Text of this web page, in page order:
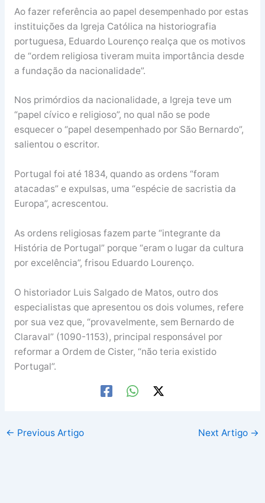
Ao fazer referência ao papel desempenhado por estas
instituições da Igreja Católica na historiografia
portuguesa, Eduardo Lourenço realça que os motivos
de “ordem religiosa tiveram muita importância desde
a fundação da nacionalidade”.
Nos primórdios da nacionalidade, a Igreja teve um
“papel cívico e religioso”, no qual não se pode
esquecer o “papel desempenhado por São Bernardo”,
salientou o escritor.
Portugal foi até 1834, quando as ordens “foram
atacadas” e expulsas, uma “espécie de sacristia da
Europa”, acrescentou.
As ordens religiosas fazem parte “integrante da
História de Portugal” porque “eram o lugar da cultura
por excelência”, frisou Eduardo Lourenço.
O historiador Luis Salgado de Matos, outro dos
especialistas que apresentou os dois volumes, refere
por sua vez que, “provavelmente, sem Bernardo de
Claraval” (1090-1153), principal responsável por
reformar a Ordem de Cister, “não teria existido
Portugal”.
← Previous Artigo Next Artigo →